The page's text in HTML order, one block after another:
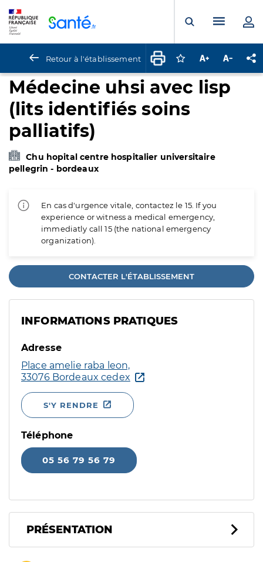
Ouvrir laMenu
Retour à l'établissement Connectez-vous
Augmenter la
Médecine uhsi avec lisp
(lits identifiés soins
palliatifs)
Chu hopital centre hospitalier universitaire
pellegrin - bordeaux
En cas d'urgence vitale, contactez le 15. If you
experience or witness a medical emergency,
immediatly call 15 (the national emergency
organization).
CONTACTER L'ÉTABLISSEMENT
INFORMATIONS PRATIQUES
Adresse
Place amelie raba leon,
33076 Bordeaux cedex
S'Y RENDRE
Téléphone
05 56 79 56 79
PRÉSENTATION